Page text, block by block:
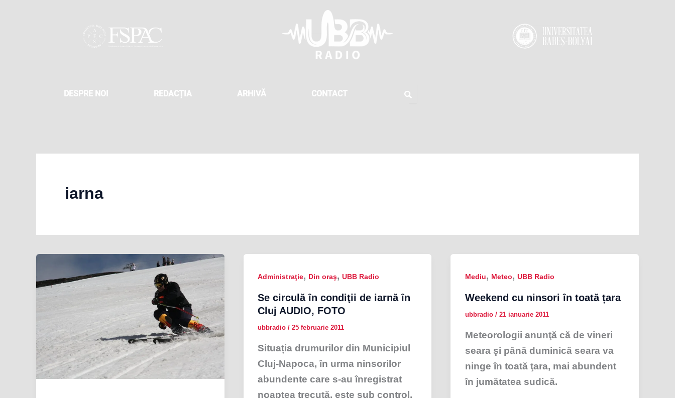
DESPRE NOI REDACȚIA ARHIVĂ CONTACT
iarna
Administraţie, Din oraş,UBB Radio
Se circulă în condiţii de iarnă în
Cluj AUDIO, FOTO
ubbradio/25 februarie 2011
Situația drumurilor din Municipiul
Cluj-Napoca, în urma ninsorilor
abundente care s-au înregistrat
noaptea trecută, este sub control,
Mediu, Meteo, UBB Radio
Weekend cu ninsori în toată țara
ubbradio / 21 ianuarie 2011
Meteorologii anunţă că de vineri
seara şi până duminică seara va
ninge în toată ţara, mai abundent
în jumătatea sudică.